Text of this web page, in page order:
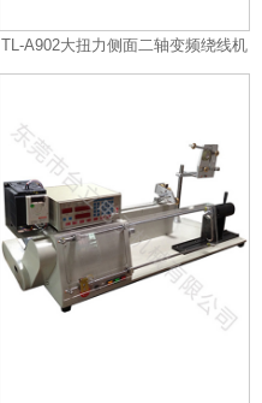
TL-A902大扭力侧面二轴变频绕线机